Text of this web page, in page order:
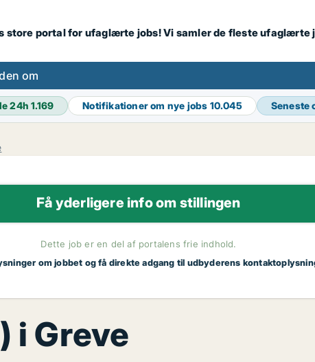
store portal for ufaglærte jobs! Vi samler de fleste ufaglærte
om
24h1.169 Notifikationer om nye jobs 10.045 Seneste
Få yderligere info om stillingen
Dette job er en del af portalens frie indhold.
om jobbet og få direkte adgang til udbyderens
i Greve